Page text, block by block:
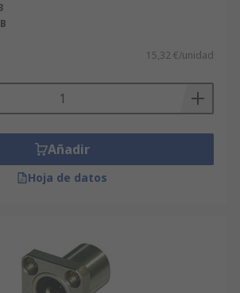
15,32 €/unidad
Añadir
Hoja de datos